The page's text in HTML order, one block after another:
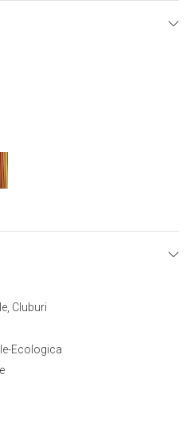
Cluburi
Ecologica